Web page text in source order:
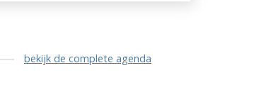
bekijk de complete agenda